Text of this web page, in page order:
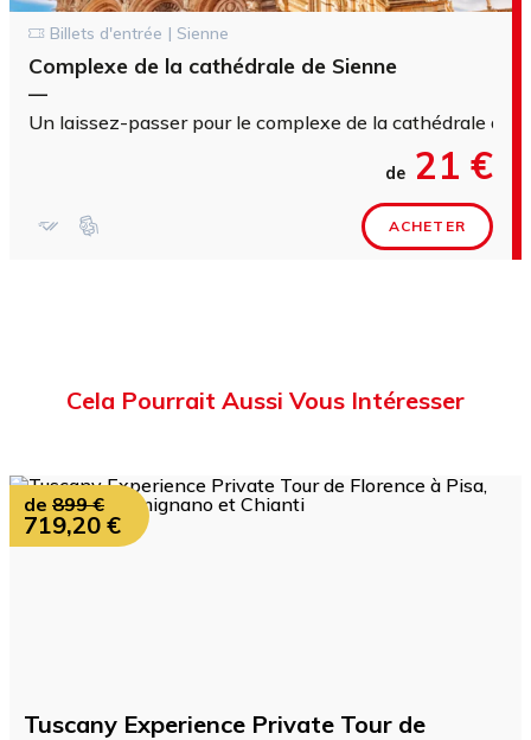
Billets d'entrée | Sienne
Complexe de la cathédrale de Sienne
—
Un laissez-passer pour le complexe de la cathédrale de
de 21 €
ACHETER
Cela Pourrait Aussi Vous Intéresser
de 899 €
719,20 €
Tuscany Experience Private Tour de